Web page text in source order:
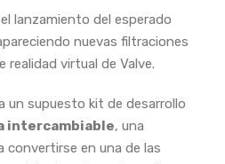
lanzamiento del esperado
nuevas filtraciones
realidad virtual de Valve.
un supuesto kit de desarrollo
intercambiable, una
convertirse en una de las